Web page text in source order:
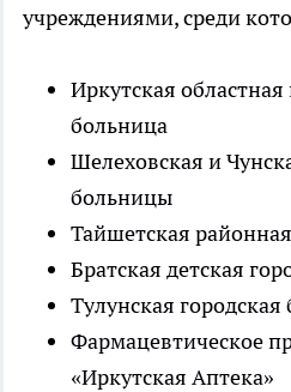
учреждениями, среди
Иркутская
больница
Шелеховская и
больницы
Тайшетская
Братская детская
Тулунская
Фармацевтическое
«Иркутская Аптека»